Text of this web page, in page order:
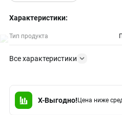
Характеристики:
Тип продукта
Все характеристики
X-Выгодно! Цена ниже